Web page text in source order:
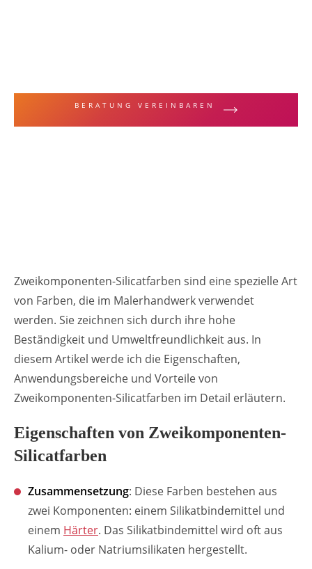
BERATUNG VEREINBAREN
Zweikomponenten-Silicatfarben sind eine spezielle Art
von Farben, die im Malerhandwerk verwendet
werden. Sie zeichnen sich durch ihre hohe
Beständigkeit und Umweltfreundlichkeit aus. In
diesem Artikel werde ich die Eigenschaften,
Anwendungsbereiche und Vorteile von
Zweikomponenten-Silicatfarben im Detail erläutern.
Eigenschaften von Zweikomponenten-
Silicatfarben
Zusammensetzung: Diese Farben bestehen aus
zwei Komponenten: einem Silikatbindemittel und
einem Härter. Das Silikatbindemittel wird oft aus
Kalium- oder Natriumsilikaten hergestellt.